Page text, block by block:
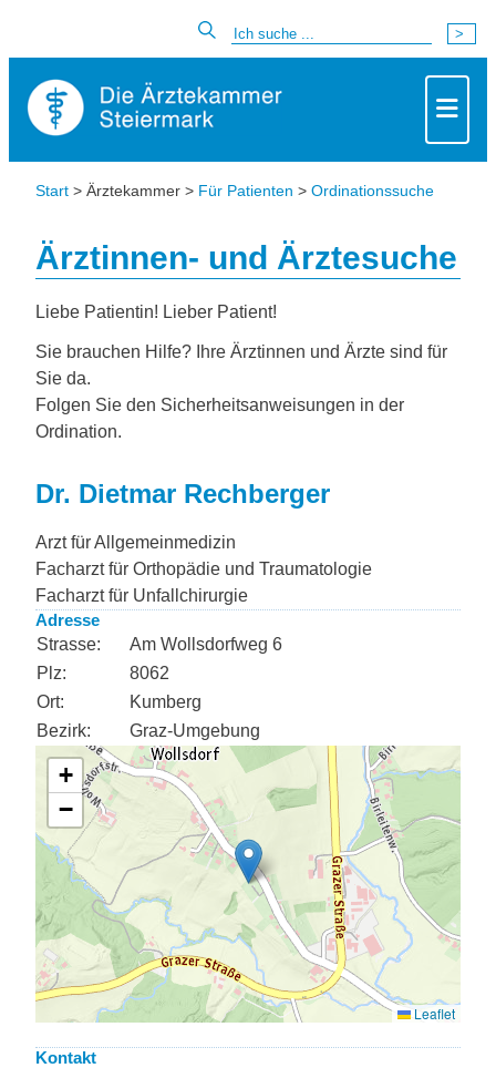
Start > Ärztekammer > Für Patienten > Ordinationssuche
Ärztinnen- und Ärztesuche
Liebe Patientin! Lieber Patient!
Sie brauchen Hilfe? Ihre Ärztinnen und Ärzte sind für
Sie da.
Folgen Sie den Sicherheitsanweisungen in der
Ordination.
Dr. Dietmar Rechberger
Arzt für Allgemeinmedizin
Facharzt für Orthopädie und Traumatologie
Facharzt für Unfallchirurgie
Adresse
Strasse:
Am Wollsdorfweg 6
Plz:
8062
Ort:
Kumberg
Bezirk:
Graz-Umgebung
Kontakt